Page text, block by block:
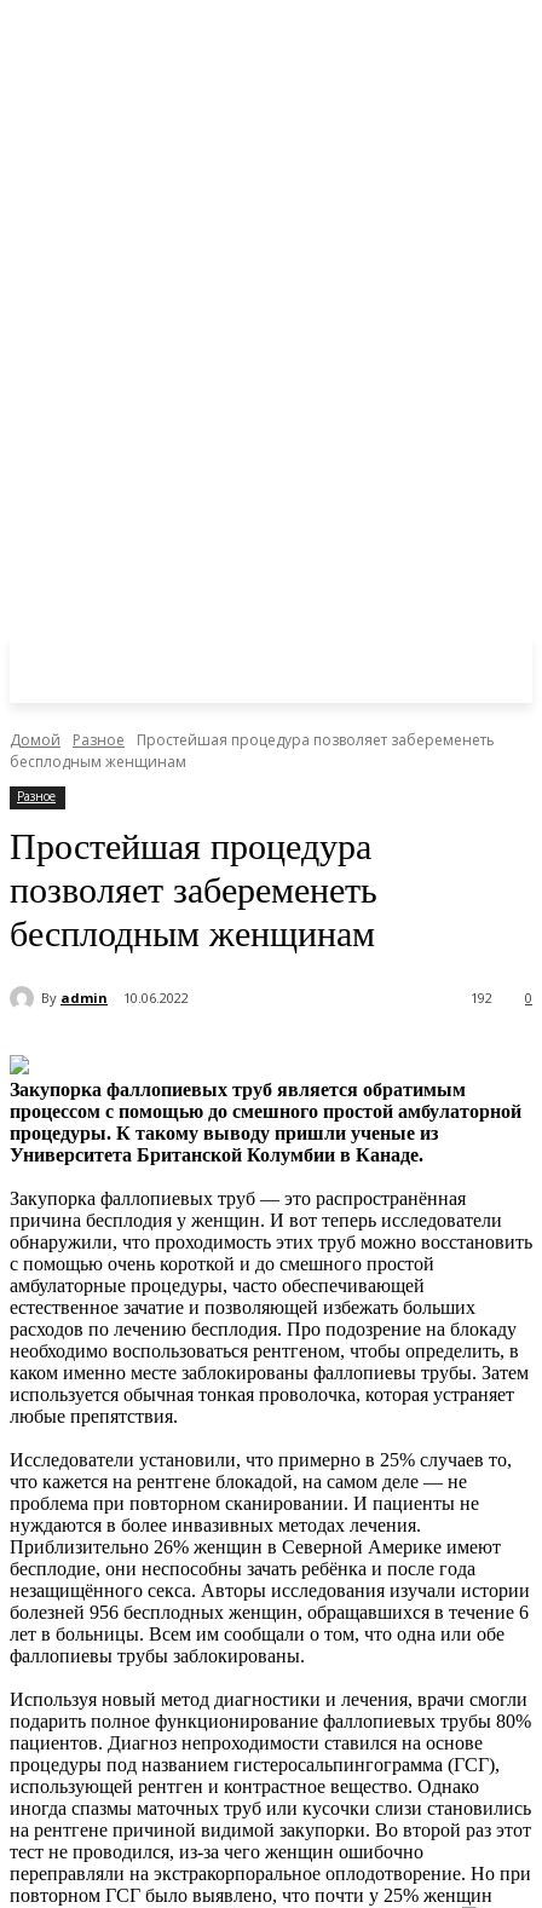
Домой Разное
Простейшая процедура позволяет забеременеть
бесплодным женщинам
Разное
Простейшая процедура
позволяет забеременеть
бесплодным женщинам
By admin 10.06.2022 0
192
Закупорка фаллопиевых труб является обратимым
процессом с помощью до смешного простой амбулаторной
процедуры. К такому выводу пришли ученые из
Университета Британской Колумбии в Канаде.
Закупорка фаллопиевых труб — это распространённая
причина бесплодия у женщин. И вот теперь исследователи
обнаружили, что проходимость этих труб можно восстановить
с помощью очень короткой и до смешного простой
амбулаторные процедуры, часто обеспечивающей
естественное зачатие и позволяющей избежать больших
расходов по лечению бесплодия. Про подозрение на блокаду
необходимо воспользоваться рентгеном, чтобы определить, в
каком именно месте заблокированы фаллопиевы трубы. Затем
используется обычная тонкая проволочка, которая устраняет
любые препятствия.
Исследователи установили, что примерно в 25% случаев то,
что кажется на рентгене блокадой, на самом деле — не
проблема при повторном сканировании. И пациенты не
нуждаются в более инвазивных методах лечения.
Приблизительно 26% женщин в Северной Америке имеют
бесплодие, они неспособны зачать ребёнка и после года
незащищённого секса. Авторы исследования изучали истории
болезней 956 бесплодных женщин, обращавшихся в течение 6
лет в больницы. Всем им сообщали о том, что одна или обе
фаллопиевы трубы заблокированы.
Используя новый метод диагностики и лечения, врачи смогли
подарить полное функционирование фаллопиевых трубы 80%
пациентов. Диагноз непроходимости ставился на основе
процедуры под названием гистеросальпингограмма (ГСГ),
использующей рентген и контрастное вещество. Однако
иногда спазмы маточных труб или кусочки слизи становились
на рентгене причиной видимой закупорки. Во второй раз этот
тест не проводился, из-за чего женщин ошибочно
переправляли на экстракорпоральное оплодотворение. Но при
повторном ГСГ было выявлено, что почти у 25% женщин